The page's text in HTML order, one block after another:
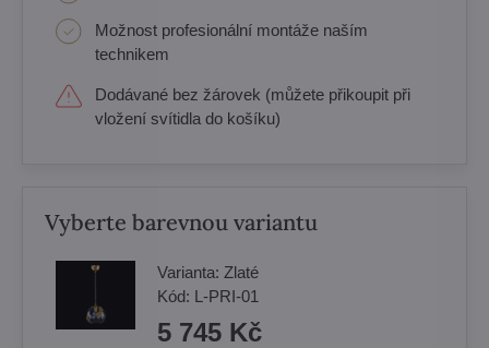
Možnost profesionální montáže naším
technikem
Dodávané bez žárovek (můžete přikoupit při
vložení svítidla do košíku)
Vyberte barevnou variantu
Varianta: Zlaté
Kód: L-PRI-01
5 745 Kč